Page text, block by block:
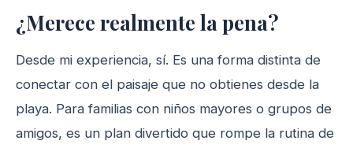
¿Merece realmente la pena?
Desde mi experiencia, sí. Es una forma distinta de
conectar con el paisaje que no obtienes desde la
playa. Para familias con niños mayores o grupos de
amigos, es un plan divertido que rompe la rutina de